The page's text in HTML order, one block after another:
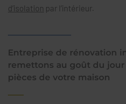
d’isolation par l’intérieur.
Entreprise de rénovation
remettons au goût du
pièces de votre maison